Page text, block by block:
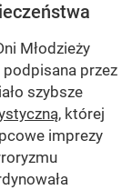
Młodzieży
podpisana przez
szybsze
, której
imprezy